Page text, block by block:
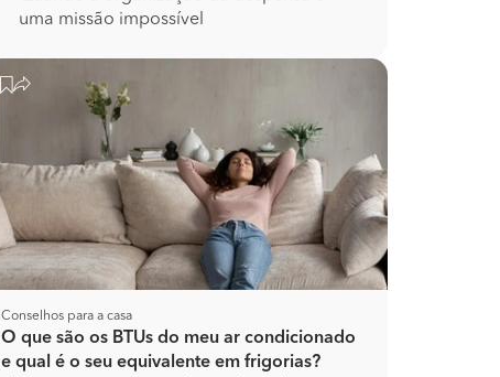
uma missão impossível
Conselhos para a casa
O que são os BTUs do meu ar condicionado
e qual é o seu equivalente em frigorias?